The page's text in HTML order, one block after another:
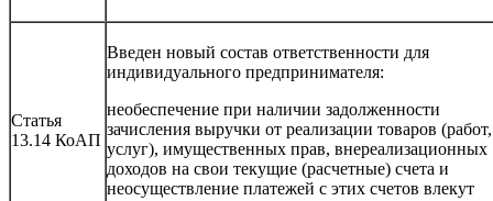
Статья
13.14 КоАП
Введен новый состав ответственности для
индивидуального предпринимателя:
необеспечение при наличии задолженности
зачисления выручки от реализации товаров (работ,
услуг), имущественных прав, внереализационных
доходов на свои текущие (расчетные) счета и
неосуществление платежей с этих счетов влекут